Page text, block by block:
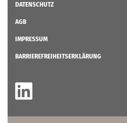
DATENSCHUTZ
AGB
IMPRESSUM
BARRIEREFREIHEITSERKLÄRUNG